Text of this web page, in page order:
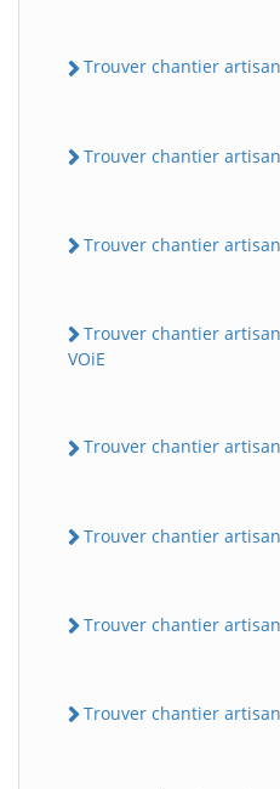
Trouver chantier
Trouver chantier artisan
Trouver chantier artisan
Trouver chantier artisan
VOiE
Trouver chantier artisan
Trouver chantier artisan
Trouver chantier artisan
Trouver chantier artisan